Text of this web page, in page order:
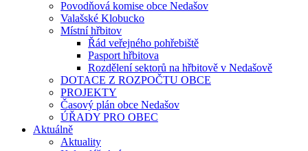
Povodňová komise obce Nedašov
Valašské Klobucko
Místní hřbitov
Řád veřejného pohřebiště
Pasport hřbitova
Rozdělení sektorů na hřbitově v Nedašově
DOTACE Z ROZPOČTU OBCE
PROJEKTY
Časový plán obce Nedašov
ÚŘADY PRO OBEC
Aktuálně
Aktuality